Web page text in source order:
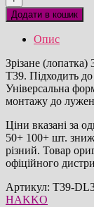
DL32
зрізане
паяльне
жало
оригінал
кількість
Додати в кошик
Опис
Зрізане
T39. Підходить
Універсальна
монтажу до
Ціни вказані за
50+ 100+ шт.
різний. Товар
офіційного
Артикул: T39-
HAKKO